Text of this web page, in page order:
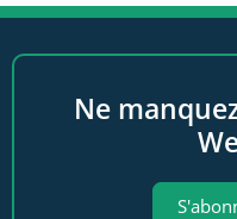
Ne